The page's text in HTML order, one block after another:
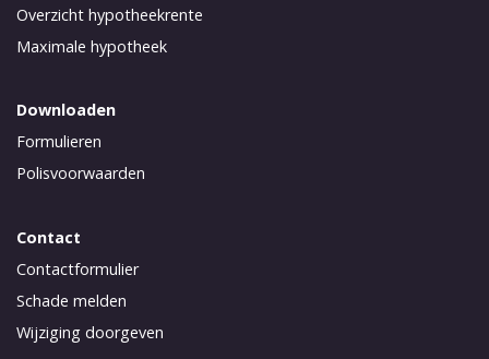
Overzicht hypotheekrente
Maximale hypotheek
Downloaden
Formulieren
Polisvoorwaarden
Contact
Contactformulier
Schade melden
Wijziging doorgeven